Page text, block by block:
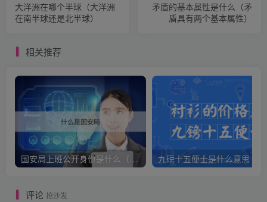
大洋洲在哪个半球（大洋洲
在南半球还是北半球）
矛盾的基本属性是什么（矛
盾具有两个基本属性）
相关推荐
国安局上班公开身份是什么（国安身份对家人保密吗）
评论 抢沙发